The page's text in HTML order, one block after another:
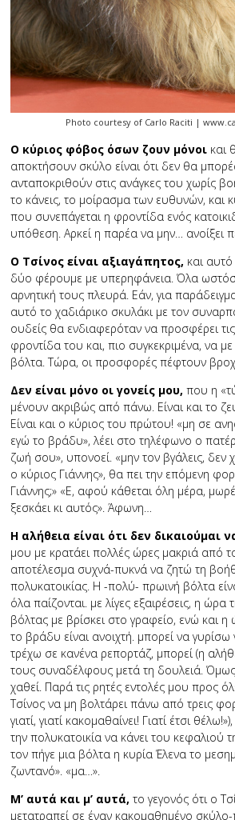
Photo courtesy of Carlo Raciti |
Ο κύριος φόβος όσων ζουν μόνοι και
αποκτήσουν σκύλο είναι ότι δεν θα
ανταποκριθούν στις ανάγκες του χωρίς
το κάνεις, το μοίρασμα των ευθυνών, και
που συνεπάγεται η φροντίδα ενός
υπόθεση. Αρκεί η παρέα να μην… ανοίξει
Ο Τσίνος είναι αξιαγάπητος, και αυτό
δύο φέρουμε με υπερηφάνεια. Όλα
αρνητική τους πλευρά. Εάν, για
αυτό το χαδιάρικο σκυλάκι με τον
ουδείς θα ενδιαφερόταν να προσφέρει
φροντίδα του και, πιο συγκεκριμένα, να με
βόλτα. Τώρα, οι προσφορές πέφτουν
Δεν είναι μόνο οι γονείς μου, που η
μένουν ακριβώς από πάνω. Είναι και το
Είναι και ο κύριος του πρώτου! «μη σε
εγώ το βράδυ», λέει στο τηλέφωνο ο
ζωή σου», υπονοεί. «μην τον βγάλεις, δεν
ο κύριος Γιάννης», θα πει την επόμενη
Γιάννης;» «Ε, αφού κάθεται όλη μέρα,
ξεσκάει κι αυτός». Άφωνη…
Η αλήθεια είναι ότι δεν δικαιούμαι
μου με κρατάει πολλές ώρες μακριά από
αποτέλεσμα συχνά-πυκνά να ζητώ τη
πολυκατοικίας. Η -πολύ- πρωινή βόλτα
όλα παίζονται. με λίγες εξαιρέσεις, η ώρα
βόλτας με βρίσκει στο γραφείο, ενώ και
το βράδυ είναι ανοιχτή. μπορεί να γυρίσω
τρέχω σε κανένα ρεπορτάζ, μπορεί (η
τους συναδέλφους μετά τη δουλειά. Όμως,
χαθεί. Παρά τις ρητές εντολές μου προς
Τσίνος να μη βολτάρει πάνω από τρεις
γιατί, γιατί κακομαθαίνει! Γιατί έτσι
την πολυκατοικία να κάνει του κεφαλιού
τον πήγε μια βόλτα η κυρία Έλενα το
ζωντανό». «μα…».
Μ’ αυτά και μ’ αυτά, το γεγονός ότι ο
μετατραπεί σε έναν κακομαθημένο σκύλο-